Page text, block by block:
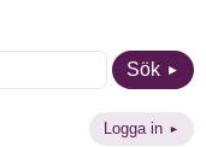
Sök
Logga in